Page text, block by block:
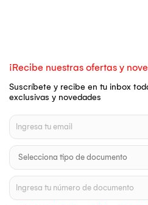
¡Recibe nuestras ofertas y
Suscríbete y recibe en tu inbox
exclusivas y novedades